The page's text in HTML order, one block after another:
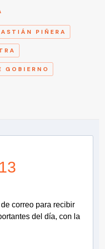
PIÑERA
GOBIERNO
correo para recibir
del día, con la